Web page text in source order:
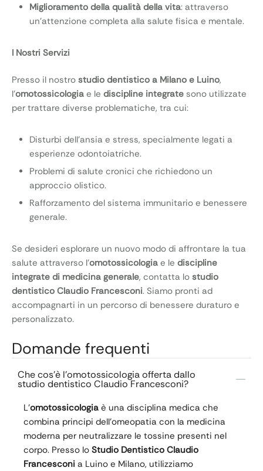
Miglioramento della qualità della vita: attraverso
un’attenzione completa alla salute fisica e mentale.
I Nostri Servizi
Presso il nostro studio dentistico a Milano e Luino,
l’omotossicologia e le discipline integrate sono utilizzate
per trattare diverse problematiche, tra cui:
Disturbi dell’ansia e stress, specialmente legati a
esperienze odontoiatriche.
Problemi di salute cronici che richiedono un
approccio olistico.
Rafforzamento del sistema immunitario e benessere
generale.
Se desideri esplorare un nuovo modo di affrontare la tua
salute attraverso l’omotossicologia e le discipline
integrate di medicina generale, contatta lo studio
dentistico Claudio Francesconi. Siamo pronti ad
accompagnarti in un percorso di benessere duraturo e
personalizzato.
Domande frequenti
Che cos'è l'omotossicologia offerta dallo
studio dentistico Claudio Francesconi?
L’omotossicologia è una disciplina medica che
combina principi dell’omeopatia con la medicina
moderna per neutralizzare le tossine presenti nel
corpo. Presso lo Studio Dentistico Claudio
Francesconi a Luino e Milano, utilizziamo